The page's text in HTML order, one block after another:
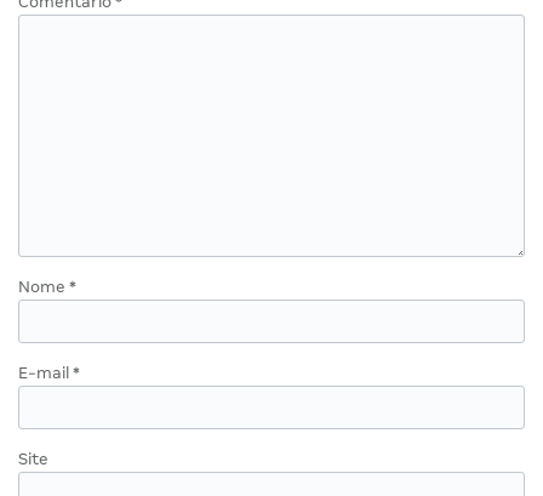
Nome *
E-mail *
Site